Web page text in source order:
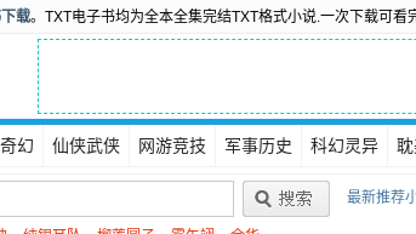
载。TXT电子书均为全本全集完结TXT格式小说.一次下载可看
幻 仙侠武侠 网游竞技 军事历史 科幻灵异
最新推荐